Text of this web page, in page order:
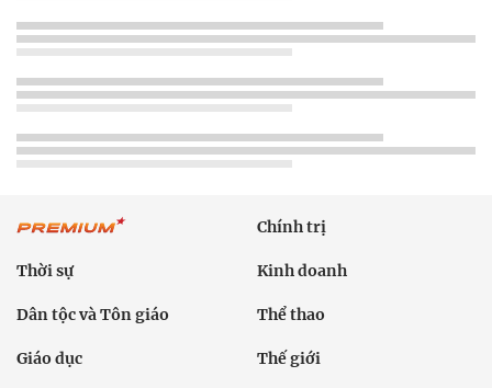
Chính trị
Thời sự Kinh doanh
Dân tộc và Tôn giáo Thể thao
Giáo dục Thế giới